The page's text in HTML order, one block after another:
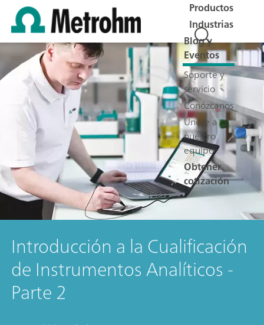
Productos
Industrias
Blog y
Eventos
Soporte y
servicio
Conózcanos
Únete a
nuestro
equipo
Obtener
cotización
Introducción a la Cualificación
de Instrumentos Analíticos -
Parte 2